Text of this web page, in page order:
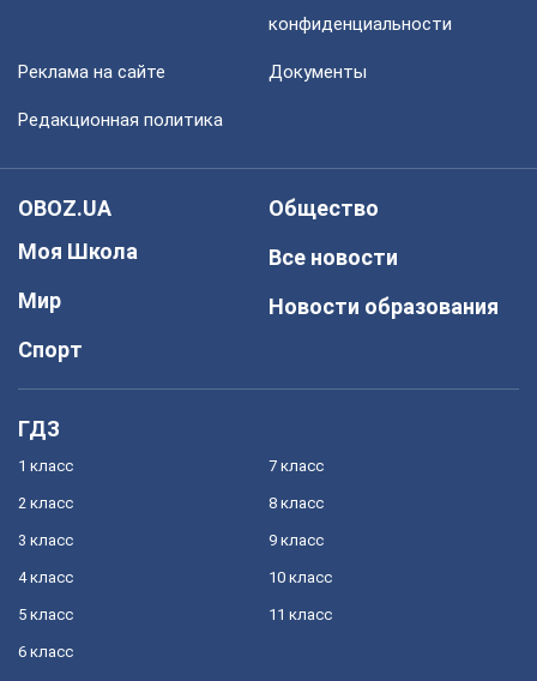
конфиденциальности
Реклама на сайте Документы
Редакционная политика
OBOZ.UA
Моя Школа
Мир
Спорт
Общество
Все новости
Новости образования
ГДЗ
1 класс
2 класс
3 класс
4 класс
5 класс
6 класс
7 класс
8 класс
9 класс
10 класс
11 класс